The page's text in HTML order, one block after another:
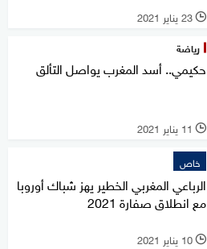
l 23 يناير 2021
رياضة
حكيمي.. أسد المغرب يواصل التألق
l 11 يناير 2021
خاص
الرباعي المغربي الخطير يهز شباك أوروبا
مع انطلاق صفارة 2021
l 10 يناير 2021